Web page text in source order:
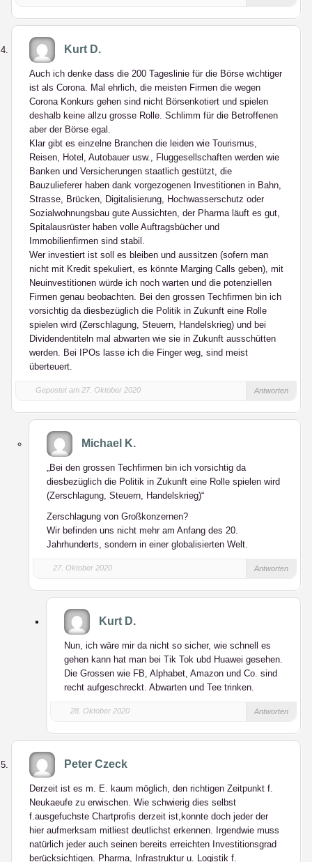
Kurt D.
Auch ich denke dass die 200 Tageslinie für die Börse wichtiger
ist als Corona. Mal ehrlich, die meisten Firmen die wegen
Corona Konkurs gehen sind nicht Börsenkotiert und spielen
deshalb keine allzu grosse Rolle. Schlimm für die Betroffenen
aber der Börse egal.
Klar gibt es einzelne Branchen die leiden wie Tourismus,
Reisen, Hotel, Autobauer usw., Fluggesellschaften werden wie
Banken und Versicherungen staatlich gestützt, die
Bauzulieferer haben dank vorgezogenen Investitionen in Bahn,
Strasse, Brücken, Digitalisierung, Hochwasserschutz oder
Sozialwohnungsbau gute Aussichten, der Pharma läuft es gut,
Spitalausrüster haben volle Auftragsbücher und
Immobilienfirmen sind stabil.
Wer investiert ist soll es bleiben und aussitzen (sofern man
nicht mit Kredit spekuliert, es könnte Marging Calls geben), mit
Neuinvestitionen würde ich noch warten und die potenziellen
Firmen genau beobachten. Bei den grossen Techfirmen bin ich
vorsichtig da diesbezüglich die Politik in Zukunft eine Rolle
spielen wird (Zerschlagung, Steuern, Handelskrieg) und bei
Dividendentiteln mal abwarten wie sie in Zukunft ausschütten
werden. Bei IPOs lasse ich die Finger weg, sind meist
überteuert.
Gepostet am 27. Oktober 2020 Antworten
Michael K.
„Bei den grossen Techfirmen bin ich vorsichtig da
diesbezüglich die Politik in Zukunft eine Rolle spielen wird
(Zerschlagung, Steuern, Handelskrieg)“
Zerschlagung von Großkonzernen?
Wir befinden uns nicht mehr am Anfang des 20.
Jahrhunderts, sondern in einer globalisierten Welt.
27. Oktober 2020 Antworten
Kurt D.
Nun, ich wäre mir da nicht so sicher, wie schnell es
gehen kann hat man bei Tik Tok ubd Huawei gesehen.
Die Grossen wie FB, Alphabet, Amazon und Co. sind
recht aufgeschreckt. Abwarten und Tee trinken.
28. Oktober 2020 Antworten
Peter Czeck
Derzeit ist es m. E. kaum möglich, den richtigen Zeitpunkt f.
Neukaeufe zu erwischen. Wie schwierig dies selbst
f.ausgefuchste Chartprofis derzeit ist,konnte doch jeder der
hier aufmerksam mitliest deutlichst erkennen. Irgendwie muss
natürlich jeder auch seinen bereits erreichten Investitionsgrad
berücksichtigen. Pharma, Infrastruktur u. Logistik f.